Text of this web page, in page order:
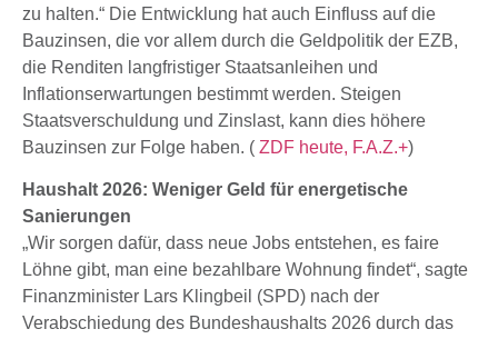
zu halten.“ Die Entwicklung hat auch Einfluss auf die
Bauzinsen, die vor allem durch die Geldpolitik der EZB,
die Renditen langfristiger Staatsanleihen und
Inflationserwartungen bestimmt werden. Steigen
Staatsverschuldung und Zinslast, kann dies höhere
Bauzinsen zur Folge haben. ( ZDF heute, F.A.Z.+)
Haushalt 2026: Weniger Geld für energetische
Sanierungen
„Wir sorgen dafür, dass neue Jobs entstehen, es faire
Löhne gibt, man eine bezahlbare Wohnung findet“, sagte
Finanzminister Lars Klingbeil (SPD) nach der
Verabschiedung des Bundeshaushalts 2026 durch das